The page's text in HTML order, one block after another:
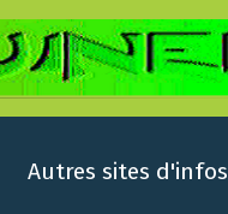
Autres sites d'infos